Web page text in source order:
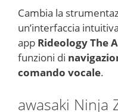
Cambia la
un’interfaccia
app Rideology The
funzioni di
comando vocale.
awasaki Ninja